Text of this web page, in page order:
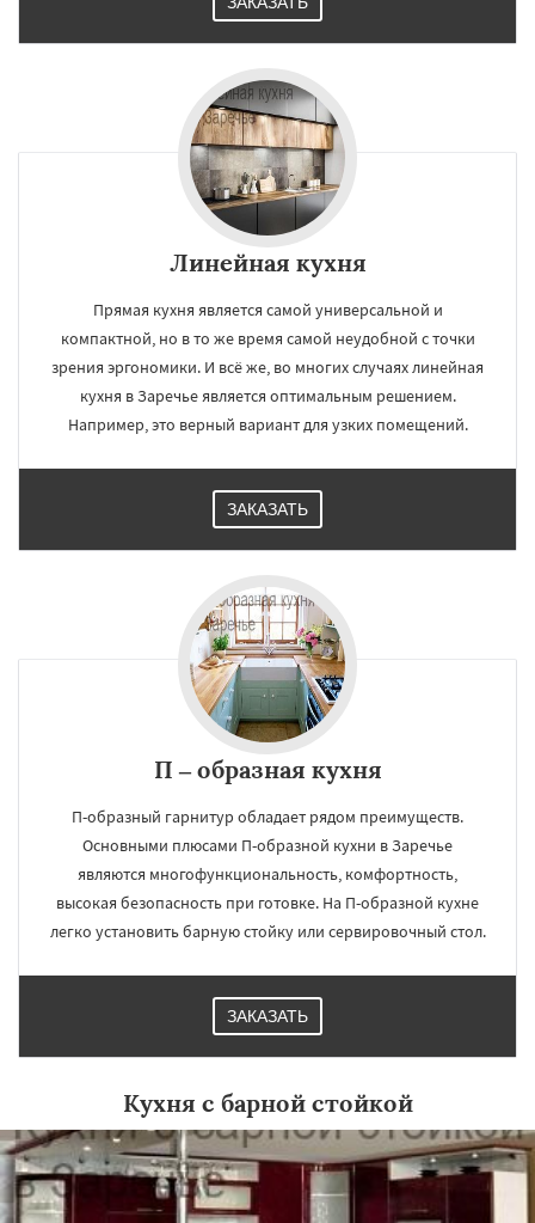
Линейная кухня
Прямая кухня является самой универсальной и
компактной, но в то же время самой неудобной с точки
зрения эргономики. И всё же, во многих случаях линейная
кухня в Заречье является оптимальным решением.
Например, это верный вариант для узких помещений.
ЗАКАЗАТЬ
П – образная кухня
П-образный гарнитур обладает рядом преимуществ.
Основными плюсами П-образной кухни в Заречье
являются многофункциональность, комфортность,
высокая безопасность при готовке. На П-образной кухне
легко установить барную стойку или сервировочный стол.
ЗАКАЗАТЬ
Кухня с барной стойкой